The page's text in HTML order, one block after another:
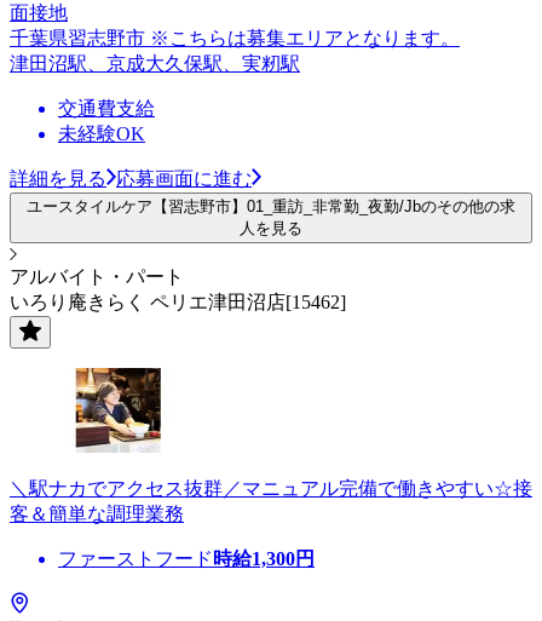
面接地
千葉県習志野市 ※こちらは募集エリアとなります。
津田沼駅、京成大久保駅、実籾駅
交通費支給
未経験OK
詳細を見る 応募画面に進む
ユースタイルケア【習志野市】01_重訪_非常勤_夜勤/Jbのその他の求
人を見る
アルバイト・パート
いろり庵きらく ペリエ津田沼店[15462]
＼駅ナカでアクセス抜群／マニュアル完備で働きやすい☆接
客＆簡単な調理業務
ファーストフード 時給1,300円